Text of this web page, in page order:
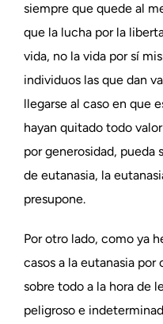
siempre que quede al
que la lucha por la
vida, no la vida por sí
individuos las que dan
llegarse al caso en que
hayan quitado todo
por generosidad,
de eutanasia, la
presupone.
Por otro lado, como ya
casos a la eutanasia
sobre todo a la hora de
peligroso e